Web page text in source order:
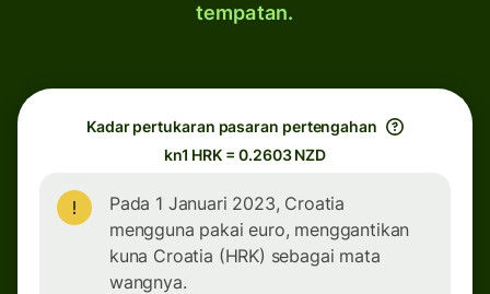
tempatan.
Kadar pertukaran pasaran pertengahan
kn1 HRK = 0.2603 NZD
Pada 1 Januari 2023, Croatia
mengguna pakai euro, menggantikan
kuna Croatia (HRK) sebagai mata
wangnya.